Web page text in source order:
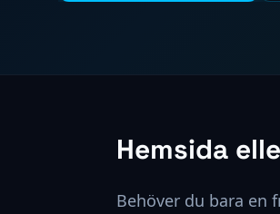
Hemsida
Behöver du bara en